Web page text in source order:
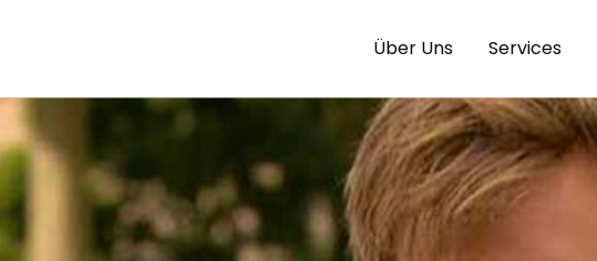
Über Uns Services